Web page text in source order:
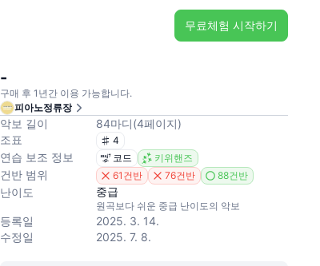
무료체험 시작하기
-
구매 후 1년간 이용 가능합니다.
피아노정류장
악보 길이 84마디(4페이지)
조표
4
연습 보조 정보 코드 키위핸즈
건반 범위 61건반 76건반 88건반
난이도 중급
원곡보다 쉬운 중급 난이도의 악보
등록일
2025. 3. 14.
수정일
2025. 7. 8.